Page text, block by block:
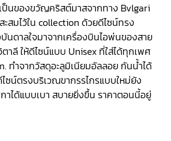
ป็นของขวัญคริสต์มาสจากทาง Bvlgari
สมไว้ใน collection ด้วยดีไซน์ทรง
นดาลใจมาจากเครื่องบินไอพ่นของสาย
าลี ให้ดีไซน์แบบ Unisex ที่ใส่ได้ทุกเพศ
ทำจากวัสดุอะลูมิเนียมอัลลอย กันน้ำได้
ซน์ตรงบริเวณขากรรไกรแบบใหม่ยัง
าได้แบบเบา สบายยิ่งขึ้น ราคาตอนนี้อยู่